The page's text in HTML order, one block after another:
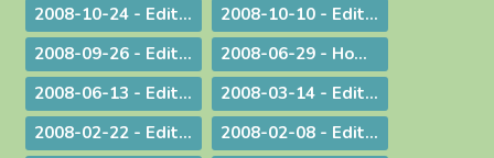
2008-10-24 - Edito : Rendez à César... rendez à Dieu...
2008-10-10 - Edito : La Parole de Dieu et la marche du monde
2008-09-26 - Edito : L'Eglise en France, une nouvelle fois visitée
2008-06-29 - Homélie pour les ordinations
2008-06-13 - Edito : Dialogue interreligieux : Le sens de la liberté religieuse
2008-03-14 - Edito : Là où se trouve Dieu... là se trouve l'avenir
2008-02-22 - Edito : Le regard de la foi
2008-02-08 - Edito : Quelle unité ?